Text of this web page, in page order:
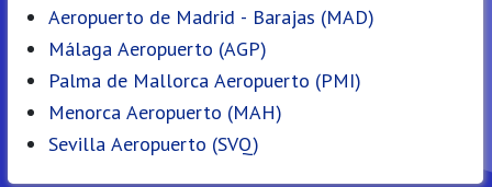
Aeropuerto de Madrid - Barajas (MAD)
Málaga Aeropuerto (AGP)
Palma de Mallorca Aeropuerto (PMI)
Menorca Aeropuerto (MAH)
Sevilla Aeropuerto (SVQ)